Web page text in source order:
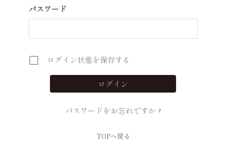
パスワード
ログイン状態を保存する
パスワードをお忘れですか ?
TOPへ戻る